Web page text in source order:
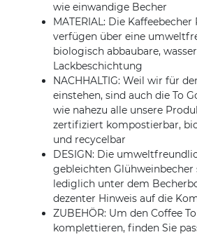
wie einwandige Becher
MATERIAL: Die Kaffeebecher
verfügen über eine
biologisch abbaubare,
Lackbeschichtung
NACHHALTIG: Weil wir für
einstehen, sind auch die To
wie nahezu alle unsere
zertifiziert kompostierbar,
und recycelbar
DESIGN: Die
gebleichten
lediglich unter dem
dezenter Hinweis auf die
ZUBEHÖR: Um den Coffee
komplettieren, finden Sie